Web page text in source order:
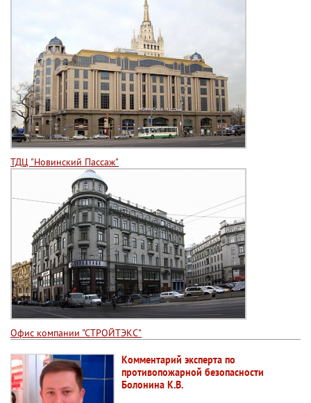
ТДЦ "Новинский Пассаж"
Офис компании "СТРОЙТЭКС"
Комментарий эксперта по
противопожарной безопасности
Болонина К.В.